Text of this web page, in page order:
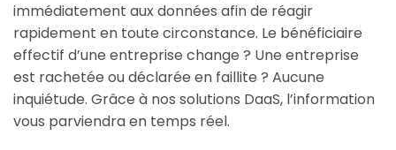
immédiatement aux données afin de réagir
rapidement en toute circonstance. Le bénéficiaire
effectif d’une entreprise change ? Une entreprise
est rachetée ou déclarée en faillite ? Aucune
inquiétude. Grâce à nos solutions DaaS, l’information
vous parviendra en temps réel.